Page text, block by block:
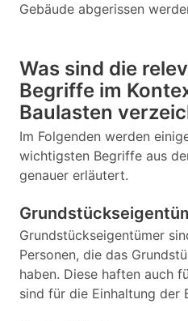
Gebäude abgerissen
Was sind die
Begriffe im
Baulasten
Im Folgenden werden
wichtigsten Begriffe aus
genauer erläutert.
Grundstückseigentümer
Personen, die das
haben. Diese haften auch
sind für die Einhaltung der